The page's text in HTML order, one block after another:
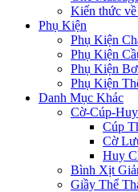
Kiến thức về
Phụ Kiện
Phụ Kiện
Phụ Kiện
Phụ Kiện
Phụ Kiện
Danh Mục Khác
Cờ-Cúp-
Cúp
Cờ
Huy
Bình Xịt
Giầy Thể